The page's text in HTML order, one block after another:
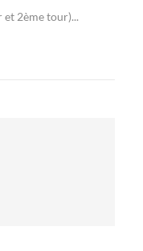
et 2ème tour)...